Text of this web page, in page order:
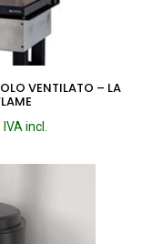
VENTILATO – LA
Fascia
prezzo:
a
5.056,00 €
IVA incl.